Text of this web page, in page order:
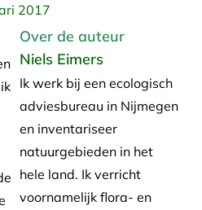
2017
Over de auteur
Niels Eimers
Ik werk bij een ecologisch
adviesbureau in Nijmegen
en inventariseer
natuurgebieden in het
hele land. Ik verricht
voornamelijk flora- en